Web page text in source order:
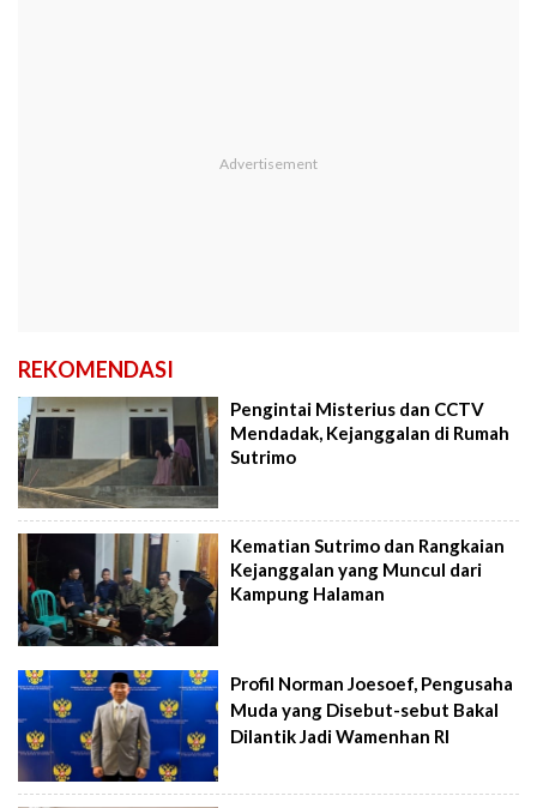
REKOMENDASI
Pengintai Misterius dan CCTV
Mendadak, Kejanggalan di Rumah
Sutrimo
Kematian Sutrimo dan Rangkaian
Kejanggalan yang Muncul dari
Kampung Halaman
Profil Norman Joesoef, Pengusaha
Muda yang Disebut-sebut Bakal
Dilantik Jadi Wamenhan RI